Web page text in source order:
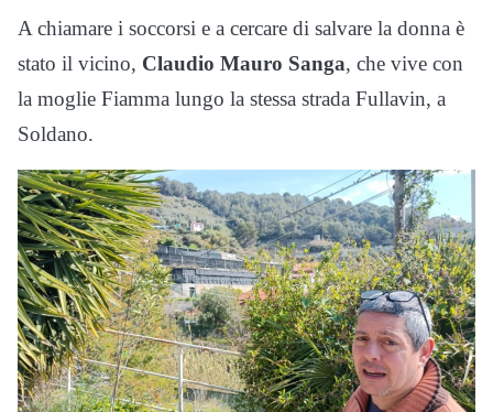
A chiamare i soccorsi e a cercare di salvare la donna è
stato il vicino, Claudio Mauro Sanga, che vive con
la moglie Fiamma lungo la stessa strada Fullavin, a
Soldano.